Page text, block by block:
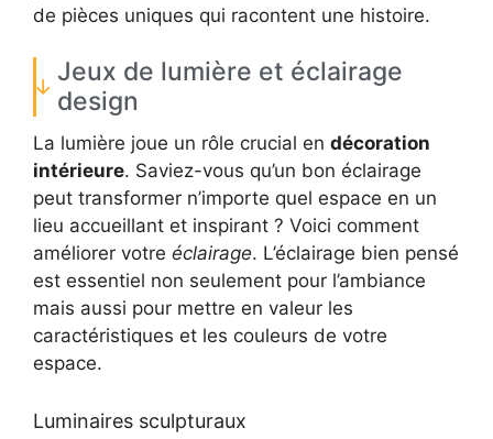
de pièces uniques qui racontent une histoire.
Jeux de lumière et éclairage
design
La lumière joue un rôle crucial en décoration
intérieure. Saviez-vous qu’un bon éclairage
peut transformer n’importe quel espace en un
lieu accueillant et inspirant ? Voici comment
améliorer votre éclairage. L’éclairage bien pensé
est essentiel non seulement pour l’ambiance
mais aussi pour mettre en valeur les
caractéristiques et les couleurs de votre
espace.
Luminaires sculpturaux